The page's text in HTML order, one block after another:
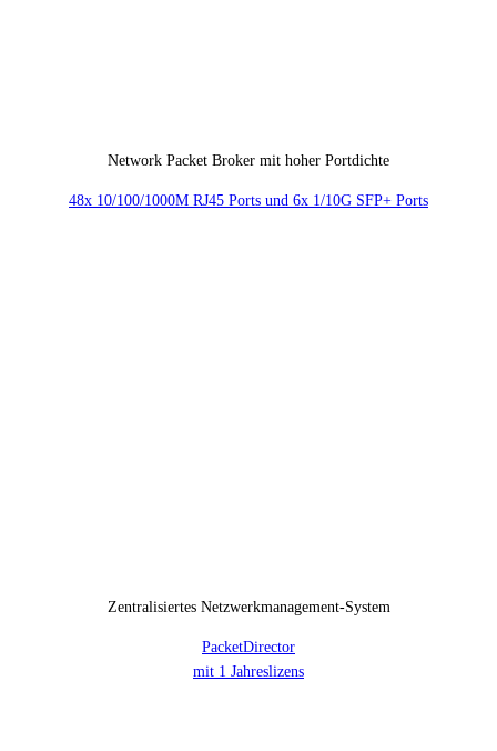
Network Packet Broker mit hoher Portdichte
48x 10/100/1000M RJ45 Ports und 6x 1/10G SFP+ Ports
Zentralisiertes Netzwerkmanagement-System
PacketDirector
mit 1 Jahreslizens